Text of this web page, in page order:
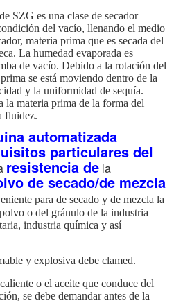
SZG es una clase de secador
del vacío, llenando el medio
materia prima que es secada del
La humedad evaporada es
de vacío. Debido a la rotación del
se está moviendo dentro de la
y la uniformidad de sequía.
la materia prima de la forma del
fluidez.
automatizada
particulares del
resistencia de la
de secado/de mezcla
para de secado y de mezcla la
o del gránulo de la industria
industria química y así
y explosiva debe clamed.
o el aceite que conduce del
se debe demandar antes de la